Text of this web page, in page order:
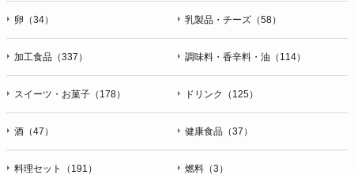
卵（34） 乳製品・チーズ（58）
加工食品（337） 調味料・香辛料・油（114）
スイーツ・お菓子（178） ドリンク（125）
酒（47） 健康食品（37）
料理セット（191） 燃料（3）